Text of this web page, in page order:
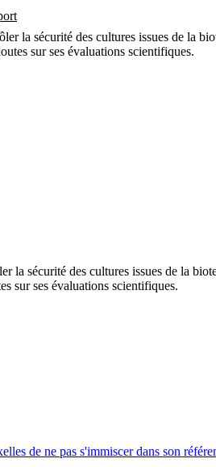
la sécurité des cultures issues de la
sur ses évaluations scientifiques.
la sécurité des cultures issues de la
sur ses évaluations scientifiques.
de ne pas s'immiscer dans son